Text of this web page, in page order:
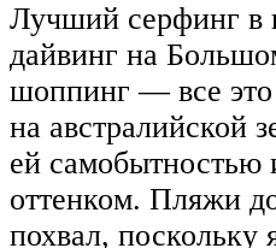
Лучший серфинг в
дайвинг на
шоппинг — все это
на австралийской
ей самобытностью
оттенком. Пляжи
похвал, поскольку